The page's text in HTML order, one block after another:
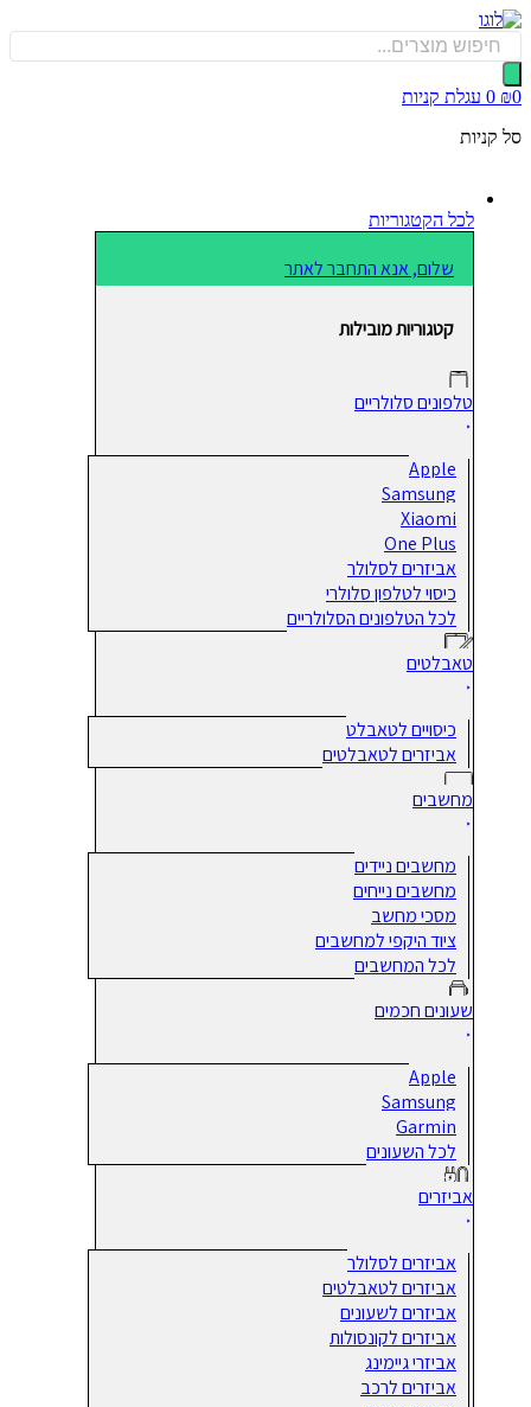
0 עגלת קניות
לכל הקטגוריות
שלום, אנא התחבר לאתר
קטגוריות מובילות
טלפונים סלולריים
Apple
Samsung
Xiaomi
One Plus
אביזרים לסלולר
כיסוי לטלפון סלולרי
לכל הטלפונים הסלולריים
טאבלטים
כיסויים לטאבלט
אביזרים לטאבלטים
מחשבים
מחשבים ניידים
מחשבים נייחים
מסכי מחשב
ציוד היקפי למחשבים
לכל המחשבים
שעונים חכמים
Apple
Samsung
Garmin
לכל השעונים
אביזרים
אביזרים לסלולר
אביזרים לטאבלטים
אביזרים לשעונים
אביזרים לקונסולות
אביזרי גיימינג
אביזרים לרכב